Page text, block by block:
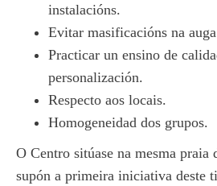
instalacións.
Evitar masificacións na
Practicar un ensino de
personalización.
Respecto aos locais.
Homogeneidad dos grupos.
O Centro sitúase na mesma praia
supón a primeira iniciativa deste